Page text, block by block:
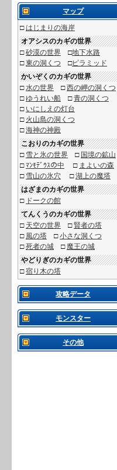
マップ
□はじまりの海岸
オアシスのカギの世界
□砂漠の世界 □地下水路
□東の洞くつ □ピラミッド
かいぞくのカギの世界
□水の世界 □西の岬の洞くつ
□ゆうれい船 □青の洞くつ
□ いにしえの灯台
□ 火山島の洞くつ
□海神の神殿
こおりのカギの世界
□ 雪と氷の世界 □ 国境の鉱山
□ﾏﾝﾓﾃﾞｳｽの中 □ まよいの森
□ 雪山の氷穴 □湖上の魔塔
はざまのカギの世界
□ ドークの館
てんくうのカギの世界
□ 天空の世界 □賢者の塔
□ 風の塔 □小さな洞くつ
□死者の城 □ 魔王の城
やどりぎのカギの世界
□宿り木の塔
攻略データ
モンスター
その他